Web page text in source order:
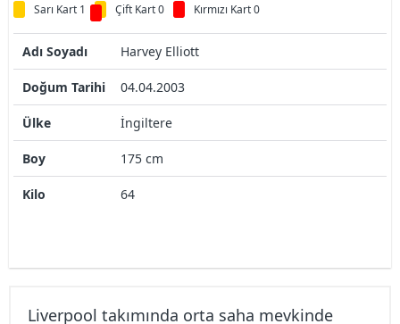
Sarı Kart 1 Çift Kart 0 Kırmızı Kart 0
Adı Soyadı Harvey Elliott
Doğum Tarihi 04.04.2003
Ülke İngiltere
Boy 175 cm
Kilo 64
Liverpool takımında orta saha mevkinde